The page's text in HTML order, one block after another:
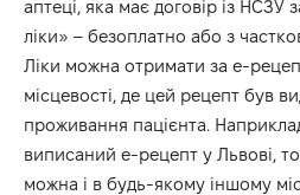
аптеці, яка має договір із
ліки» – безоплатно або з
Ліки можна отримати за е-
місцевості, де цей рецепт був
проживання пацієнта.
виписаний е-рецепт у Львові,
можна і в будь-якому іншому